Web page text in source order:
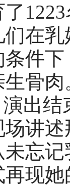
了
们在
条件
生骨肉
演出结
场讲述
未忘
再现